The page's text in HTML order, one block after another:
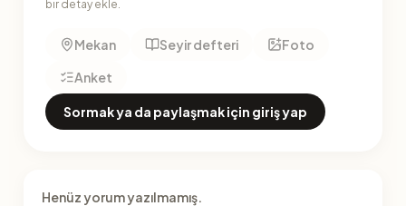
bir detay ekle.
Mekan Seyir defteri
Foto
Anket
Sormak ya da paylaşmak için giriş yap
Henüz yorum yazılmamış.